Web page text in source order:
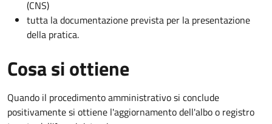
(CNS)
tutta la documentazione prevista per la presentazione
della pratica.
Cosa si ottiene
Quando il procedimento amministrativo si conclude
positivamente si ottiene l'aggiornamento dell'albo o registro